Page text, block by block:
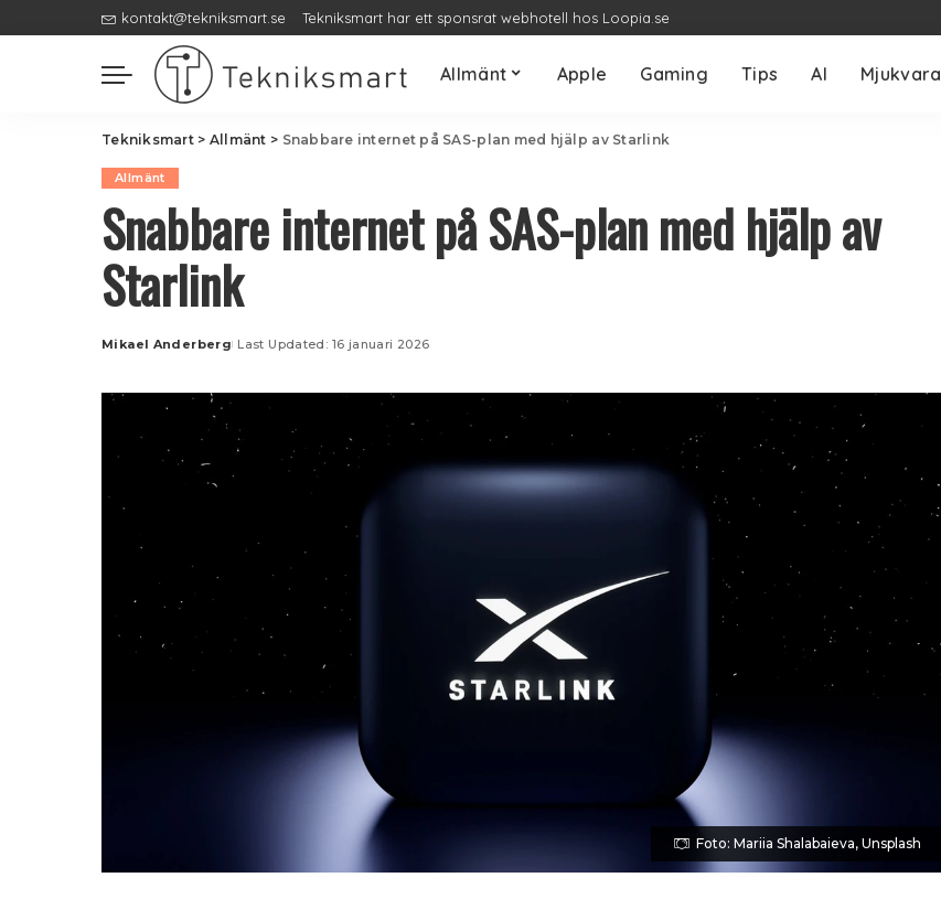
kontakt@tekniksmart.se Tekniksmart har ett sponsrat webhotell hos Loopia.se
Allmänt Apple Gaming Tips AI Mjukvara
Tekniksmart> Allmänt > Snabbare internet på SAS-plan med hjälp av Starlink
Allmänt
Snabbare internet på SAS-plan med hjälp av
Starlink
Posted
Mikael Anderberg Last Updated: 16 januari 2026
Foto: Mariia Shalabaieva, Unsplash